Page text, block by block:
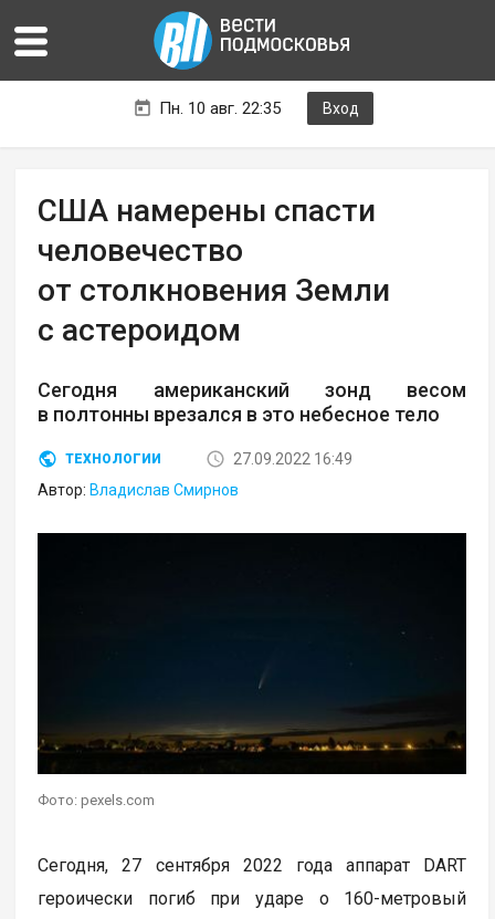
Пн. 10 авг. 22:35 Вход
США намерены спасти
человечество
от столкновения Земли
с астероидом
Сегодня американский зонд весом
в полтонны врезался в это небесное тело
ТЕХНОЛОГИИ
27.09.2022 16:49
Автор: Владислав Смирнов
Фото: pexels.com
Сегодня, 27 сентября 2022 года аппарат DART
героически погиб при ударе о 160-метровый